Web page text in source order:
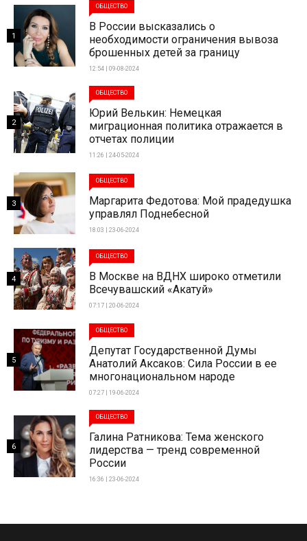
ОБЩЕСТВО
В России высказались о
необходимости ограничения вывоза
брошенных детей за границу
12:54 | 09-08-2024
1
ОБЩЕСТВО
Юрий Велькин: Немецкая
миграционная политика отражается в
отчетах полиции
11:26 | 24-05-2024
2
ОБЩЕСТВО
Маргарита Федотова: Мой прадедушка
управлял Поднебесной
18:03 | 23-06-2024
3
ОБЩЕСТВО
В Москве на ВДНХ широко отметили
Всечувашский «Акатуй»
07:17 | 20-06-2024
4
ОБЩЕСТВО
Депутат Государственной Думы
Анатолий Аксаков: Сила России в ее
многонациональном народе
07:27 | 19-06-2024
5
ОБЩЕСТВО
Галина Ратникова: Тема женского
лидерства — тренд современной
России
16:36 | 23-06-2024
6